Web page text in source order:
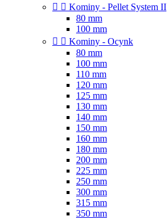
  Kominy - Pellet System II
80 mm
100 mm
  Kominy - Ocynk
80 mm
100 mm
110 mm
120 mm
125 mm
130 mm
140 mm
150 mm
160 mm
180 mm
200 mm
225 mm
250 mm
300 mm
315 mm
350 mm